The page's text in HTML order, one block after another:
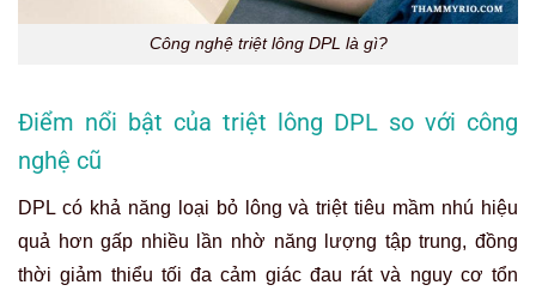
Công nghệ triệt lông DPL là gì?
Điểm nổi bật của triệt lông DPL so với công
nghệ cũ
DPL có khả năng loại bỏ lông và triệt tiêu mầm nhú hiệu
quả hơn gấp nhiều lần nhờ năng lượng tập trung, đồng
thời giảm thiểu tối đa cảm giác đau rát và nguy cơ tổn